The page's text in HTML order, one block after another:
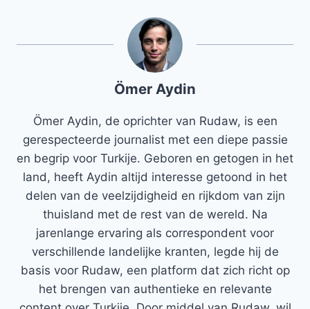
Ömer Aydin
Ömer Aydin, de oprichter van Rudaw, is een
gerespecteerde journalist met een diepe passie
en begrip voor Turkije. Geboren en getogen in het
land, heeft Aydin altijd interesse getoond in het
delen van de veelzijdigheid en rijkdom van zijn
thuisland met de rest van de wereld. Na
jarenlange ervaring als correspondent voor
verschillende landelijke kranten, legde hij de
basis voor Rudaw, een platform dat zich richt op
het brengen van authentieke en relevante